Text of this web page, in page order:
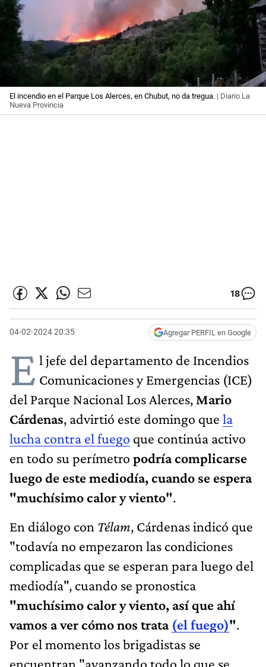
El incendio en el Parque Los Alerces, en Chubut, no da tregua. | Diario La
Nueva Provincia
18
04-02-2024 20:35 Agregar PERFIL en Google
E l jefe del departamento de Incendios
Comunicaciones y Emergencias (ICE)
del Parque Nacional Los Alerces, Mario
Cárdenas, advirtió este domingo que la
lucha contra el fuego que continúa activo
en todo su perímetro podría complicarse
luego de este mediodía, cuando se espera
"muchísimo calor y viento".
En diálogo con Télam, Cárdenas indicó que
"todavía no empezaron las condiciones
complicadas que se esperan para luego del
mediodía", cuando se pronostica
"muchísimo calor y viento, así que ahí
vamos a ver cómo nos trata (el fuego)".
Por el momento los brigadistas se
encuentran "avanzando todo lo que se